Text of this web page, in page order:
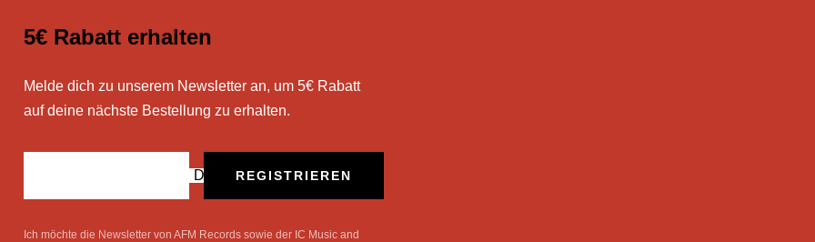
5€ Rabatt erhalten
Melde dich zu unserem Newsletter an, um 5€ Rabatt
auf deine nächste Bestellung zu erhalten.
Deine E-MailREGISTRIEREN
Ich möchte die Newsletter von AFM Records sowie der IC Music and